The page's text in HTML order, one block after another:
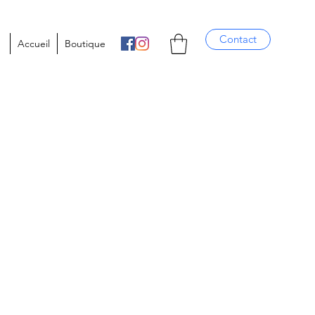
Accueil Boutique Contact